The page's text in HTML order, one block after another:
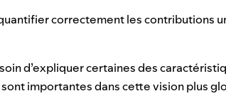
correctement les contributions
d’expliquer certaines des
importantes dans cette vision plus